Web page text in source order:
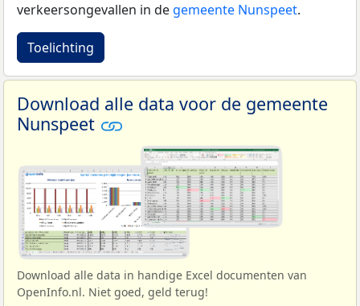
verkeersongevallen in de gemeente Nunspeet.
Toelichting
Download alle data voor de gemeente
Nunspeet
Download alle data in handige Excel documenten van
OpenInfo.nl. Niet goed, geld terug!